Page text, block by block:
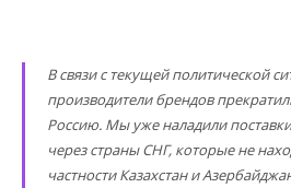
В связи с текущей политической
производители брендов
Россию. Мы уже наладили
через страны СНГ, которые не
частности Казахстан и